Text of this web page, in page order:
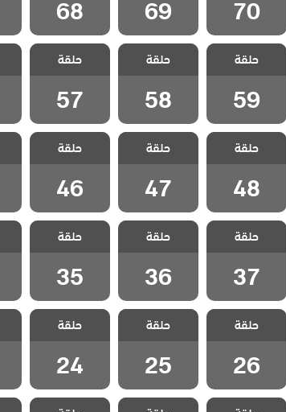
70
69
68
مسلسل العشق
عناداً مدبلج
الحلقة 59
حلقة
59
مسلسل العشق
عناداً مدبلج
الحلقة 58
حلقة
58
مسلسل العشق
عناداً مدبلج
الحلقة 57
حلقة
57
مسلسل العشق
عناداً مدبلج
الحلقة 48
حلقة
48
مسلسل العشق
عناداً مدبلج
الحلقة 47
حلقة
47
مسلسل العشق
عناداً مدبلج
الحلقة 46
حلقة
46
مسلسل العشق
عناداً مدبلج
الحلقة 37
حلقة
37
مسلسل العشق
عناداً مدبلج
الحلقة 36
حلقة
36
مسلسل العشق
عناداً مدبلج
الحلقة 35
حلقة
35
مسلسل العشق
عناداً مدبلج
الحلقة 26
حلقة
26
مسلسل العشق
عناداً مدبلج
الحلقة 25
حلقة
25
مسلسل العشق
عناداً مدبلج
الحلقة 24
حلقة
24
مسلسل العشق مسلسل العشق مسلسل العشق